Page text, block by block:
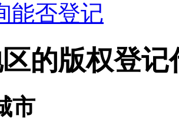
能否登记
的版权登记
市